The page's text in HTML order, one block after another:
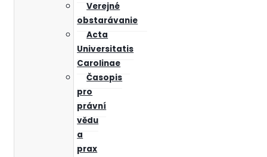
Verejné
obstarávanie
Acta
Universitatis
Carolinae
Časopis
pro
právní
vědu
a
prax